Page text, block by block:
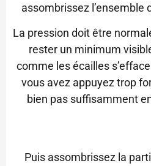
assombrissez l’ensemble
La pression doit être
rester un minimum
comme les écailles
vous avez appuyez trop
bien pas suffisamment
Puis assombrissez la